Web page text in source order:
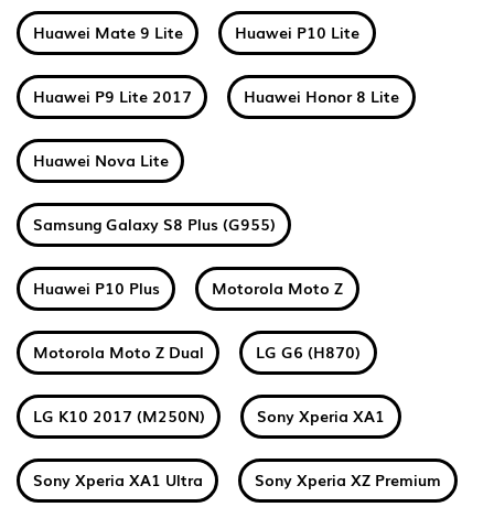
Huawei Mate 9 Lite Huawei P10 Lite
Huawei P9 Lite 2017 Huawei Honor 8 Lite
Huawei Nova Lite
Samsung Galaxy S8 Plus (G955)
Huawei P10 Plus Motorola Moto Z
Motorola Moto Z Dual LG G6 (H870)
LG K10 2017 (M250N) Sony Xperia XA1
Sony Xperia XA1 Ultra Sony Xperia XZ Premium